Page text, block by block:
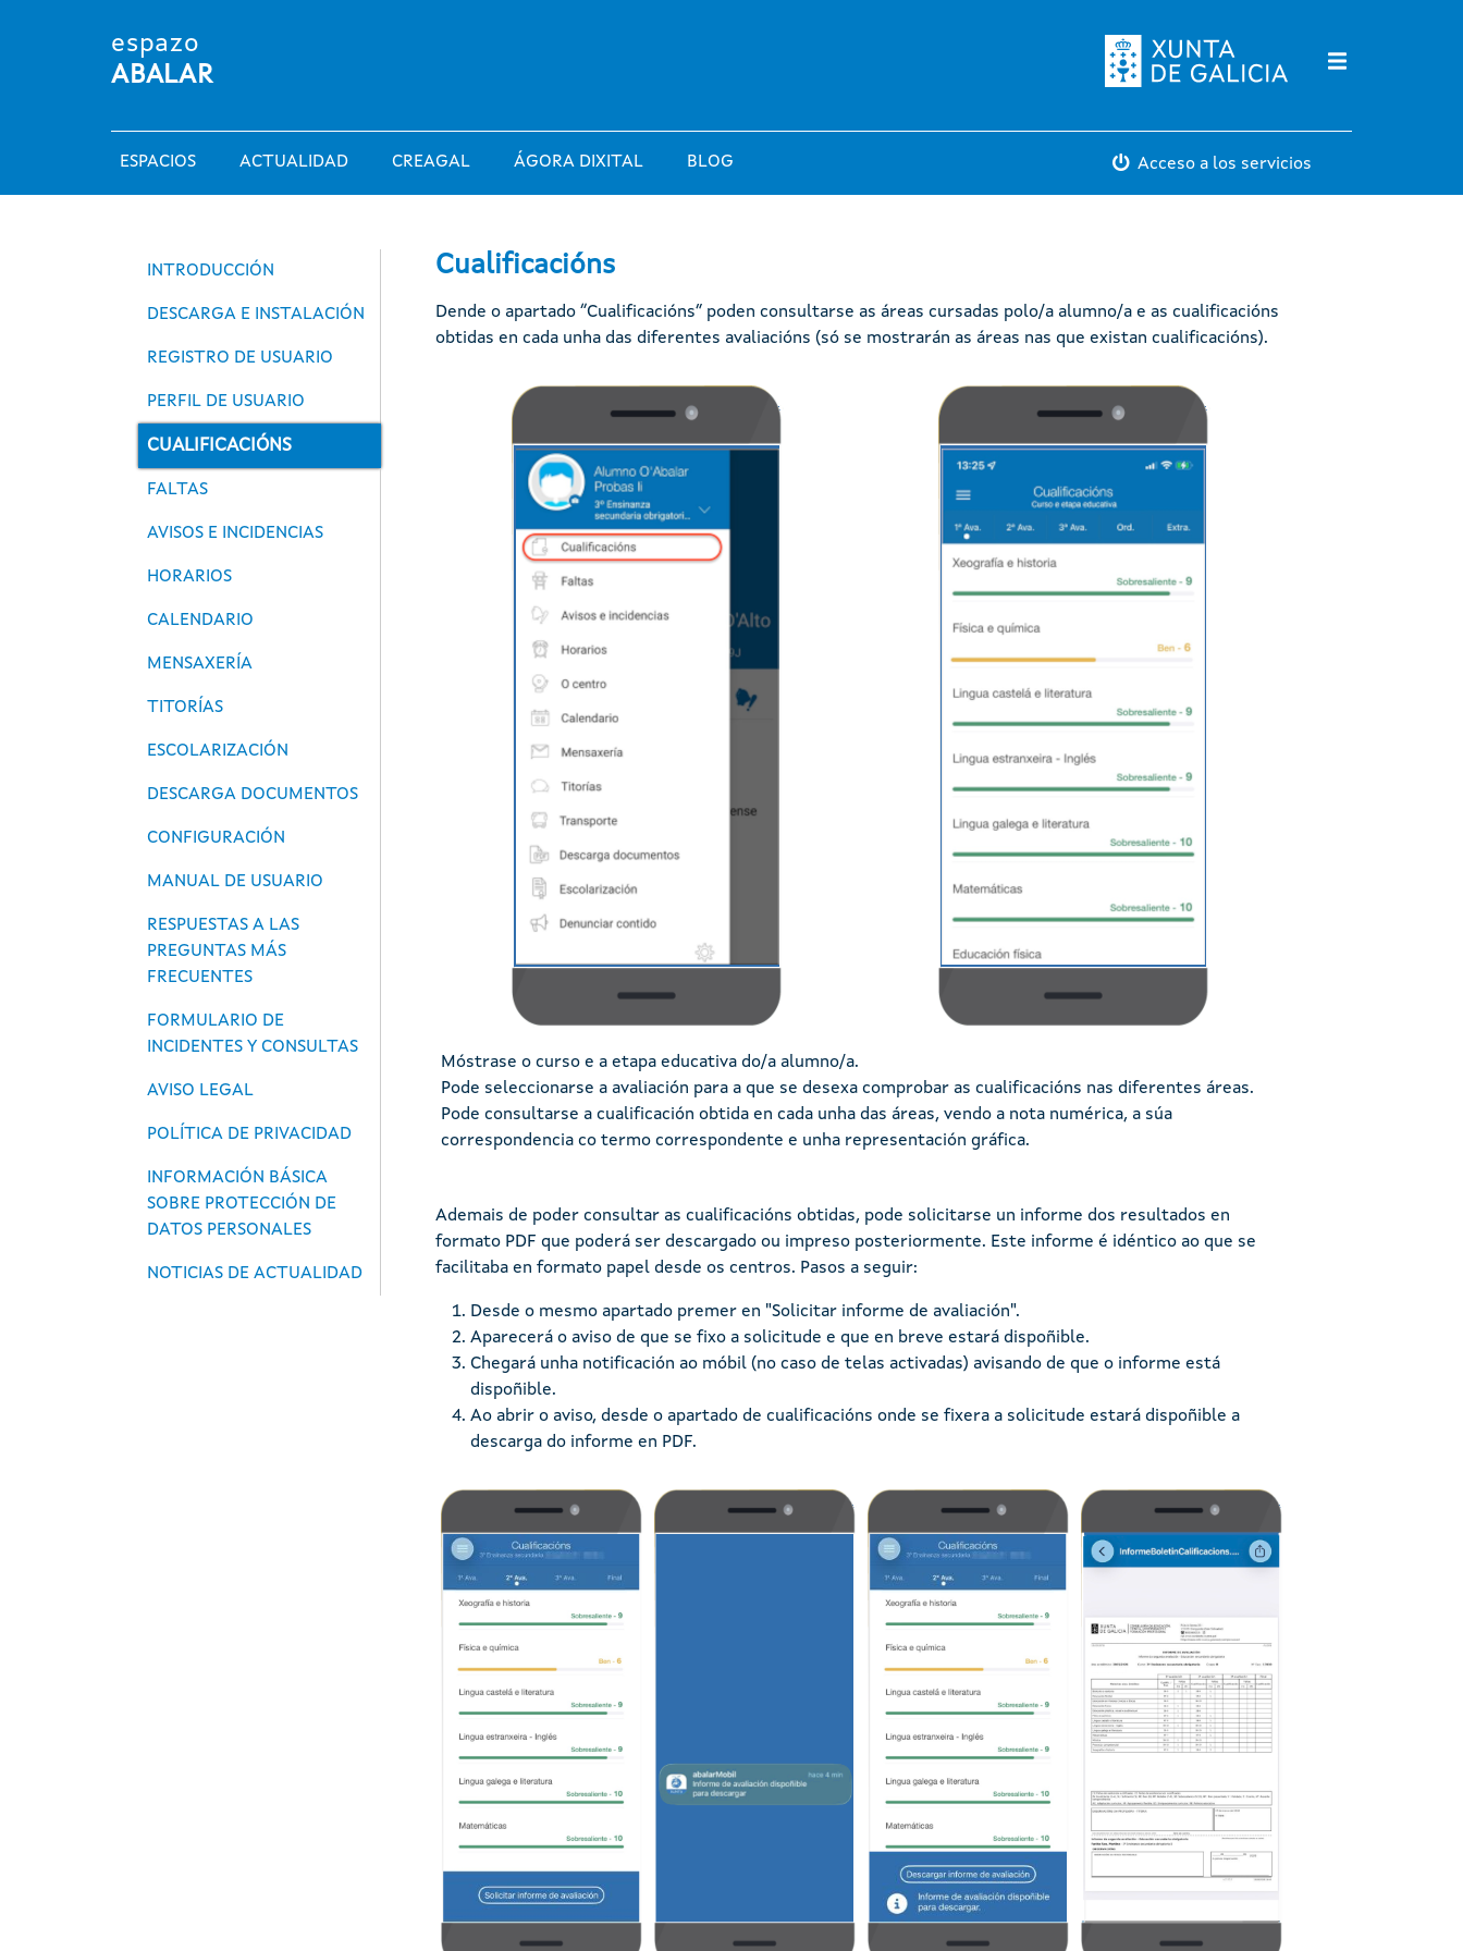
espazo
ABALAR
ESPACIOS ACTUALIDAD CREAGAL ÁGORA DIXITAL BLOG Acceso a los servicios
Espazos
INTRODUCCIÓN
DESCARGA E INSTALACIÓN
REGISTRO DE USUARIO
PERFIL DE USUARIO
CUALIFICACIÓNS
FALTAS
AVISOS E INCIDENCIAS
HORARIOS
CALENDARIO
MENSAXERÍA
TITORÍAS
ESCOLARIZACIÓN
DESCARGA DOCUMENTOS
CONFIGURACIÓN
MANUAL DE USUARIO
RESPUESTAS A LAS
PREGUNTAS MÁS
FRECUENTES
FORMULARIO DE
INCIDENTES Y CONSULTAS
AVISO LEGAL
POLÍTICA DE PRIVACIDAD
INFORMACIÓN BÁSICA
SOBRE PROTECCIÓN DE
DATOS PERSONALES
NOTICIAS DE ACTUALIDAD
Cualificacións
Dende o apartado “Cualificacións” poden consultarse as áreas cursadas polo/a alumno/a e as cualificacións
obtidas en cada unha das diferentes avaliacións (só se mostrarán as áreas nas que existan cualificacións).
Móstrase o curso e a etapa educativa do/a alumno/a.
Pode seleccionarse a avaliación para a que se desexa comprobar as cualificacións nas diferentes áreas.
Pode consultarse a cualificación obtida en cada unha das áreas, vendo a nota numérica, a súa
correspondencia co termo correspondente e unha representación gráfica.
Ademais de poder consultar as cualificacións obtidas, pode solicitarse un informe dos resultados en
formato PDF que poderá ser descargado ou impreso posteriormente. Este informe é idéntico ao que se
facilitaba en formato papel desde os centros. Pasos a seguir:
Desde o mesmo apartado premer en "Solicitar informe de avaliación".
Aparecerá o aviso de que se fixo a solicitude e que en breve estará dispoñible.
Chegará unha notificación ao móbil (no caso de telas activadas) avisando de que o informe está
dispoñible.
Ao abrir o aviso, desde o apartado de cualificacións onde se fixera a solicitude estará dispoñible a
descarga do informe en PDF.
Imaxe Imaxe Imaxe Imaxe